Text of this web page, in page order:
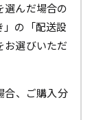
選んだ場合の
の「配送設
お選びいただ
合、ご購入分